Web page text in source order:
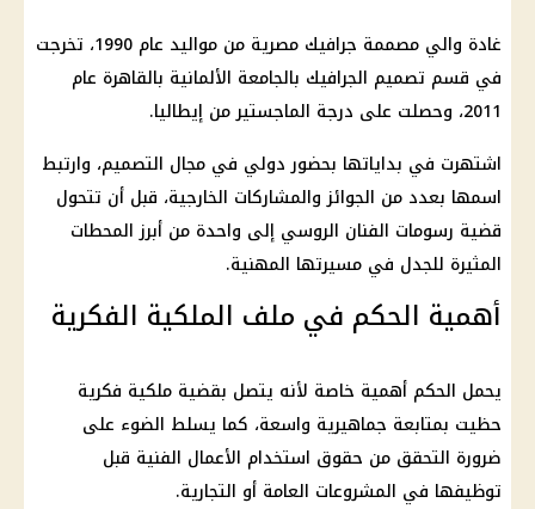
غادة والي مصممة جرافيك مصرية من مواليد عام 1990، تخرجت
في قسم تصميم الجرافيك بالجامعة الألمانية بالقاهرة عام
2011، وحصلت على درجة الماجستير من إيطاليا.
اشتهرت في بداياتها بحضور دولي في مجال التصميم، وارتبط
اسمها بعدد من الجوائز والمشاركات الخارجية، قبل أن تتحول
قضية رسومات الفنان الروسي إلى واحدة من أبرز المحطات
المثيرة للجدل في مسيرتها المهنية.
أهمية الحكم في ملف الملكية الفكرية
يحمل الحكم أهمية خاصة لأنه يتصل بقضية ملكية فكرية
حظيت بمتابعة جماهيرية واسعة، كما يسلط الضوء على
ضرورة التحقق من حقوق استخدام الأعمال الفنية قبل
توظيفها في المشروعات العامة أو التجارية.